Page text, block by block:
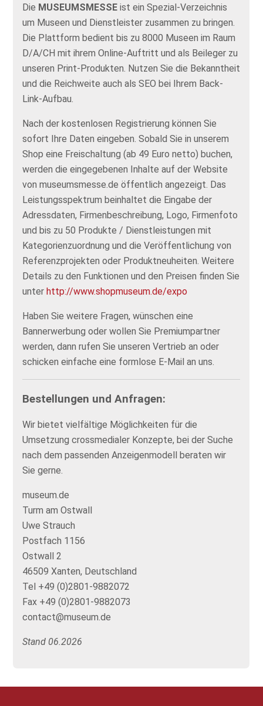
Die MUSEUMSMESSE ist ein Spezial-Verzeichnis
um Museen und Dienstleister zusammen zu bringen.
Die Plattform bedient bis zu 8000 Museen im Raum
D/A/CH mit ihrem Online-Auftritt und als Beileger zu
unseren Print-Produkten. Nutzen Sie die Bekanntheit
und die Reichweite auch als SEO bei Ihrem Back-
Link-Aufbau.
Nach der kostenlosen Registrierung können Sie
sofort Ihre Daten eingeben. Sobald Sie in unserem
Shop eine Freischaltung (ab 49 Euro netto) buchen,
werden die eingegebenen Inhalte auf der Website
von museumsmesse.de öffentlich angezeigt. Das
Leistungsspektrum beinhaltet die Eingabe der
Adressdaten, Firmenbeschreibung, Logo, Firmenfoto
und bis zu 50 Produkte / Dienstleistungen mit
Kategorienzuordnung und die Veröffentlichung von
Referenzprojekten oder Produktneuheiten. Weitere
Details zu den Funktionen und den Preisen finden Sie
unterhttp://www.shopmuseum.de/expo
Haben Sie weitere Fragen, wünschen eine
Bannerwerbung oder wollen Sie Premiumpartner
werden, dann rufen Sie unseren Vertrieb an oder
schicken einfache eine formlose E-Mail an uns.
Bestellungen und Anfragen:
Wir bietet vielfältige Möglichkeiten für die
Umsetzung crossmedialer Konzepte, bei der Suche
nach dem passenden Anzeigenmodell beraten wir
Sie gerne.
museum.de
Turm am Ostwall
Uwe Strauch
Postfach 1156
Ostwall 2
46509 Xanten, Deutschland
Tel +49 (0)2801-9882072
Fax +49 (0)2801-9882073
contact@museum.de
Stand 06.2026